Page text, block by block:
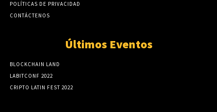
POLÍTICAS DE PRIVACIDAD
CONTÁCTENOS
Últimos Eventos
BLOCKCHAIN LAND
LABITCONF 2022
CRIPTO LATIN FEST 2022